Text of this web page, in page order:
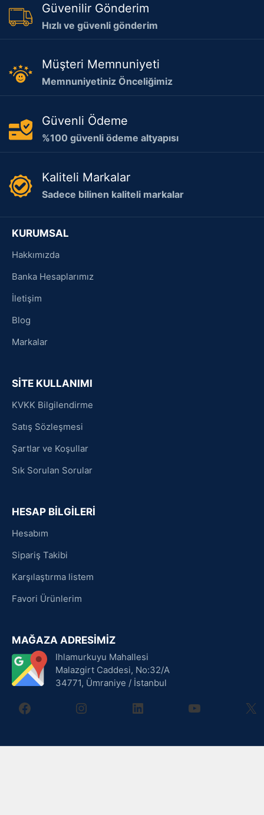
Güvenilir Gönderim
Hızlı ve güvenli gönderim
Müşteri Memnuniyeti
Memnuniyetiniz Önceliğimiz
Güvenli Ödeme
%100 güvenli ödeme altyapısı
Kaliteli Markalar
Sadece bilinen kaliteli markalar
KURUMSAL
Hakkımızda
Banka Hesaplarımız
İletişim
Blog
Markalar
SİTE KULLANIMI
KVKK Bilgilendirme
Satış Sözleşmesi
Şartlar ve Koşullar
Sık Sorulan Sorular
HESAP BİLGİLERİ
Hesabım
Sipariş Takibi
Karşılaştırma listem
Favori Ürünlerim
MAĞAZA ADRESİMİZ
Ihlamurkuyu Mahallesi
Malazgirt Caddesi, No:32/A
34771, Ümraniye / İstanbul
facebookinstagramlinkedin youtube X